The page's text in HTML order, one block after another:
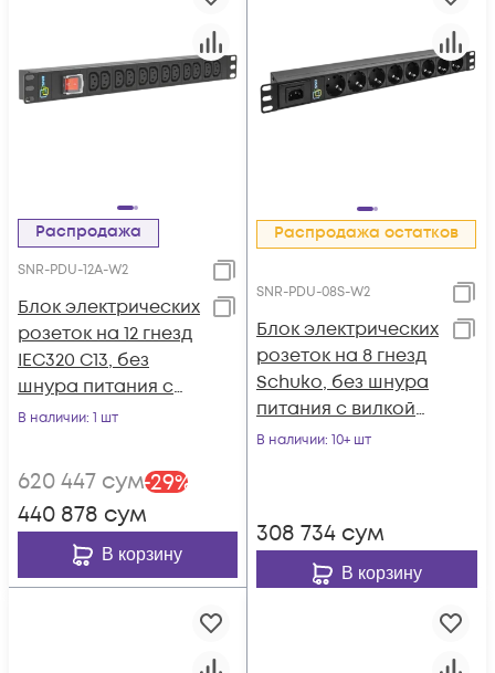
Распродажа
SNR-PDU-12A-W2
Блок электрических
розеток на 12 гнезд
IEC320 C13, без
шнура питания с
вилкой C14
В наличии: 1 шт
620 447 сум-29%
440 878 сум
В корзину
Распродажа остатков
SNR-PDU-08S-W2
Блок электрических
розеток на 8 гнезд
Schuko, без шнура
питания с вилкой
C14
В наличии: 10+ шт
308 734 сум
В корзину